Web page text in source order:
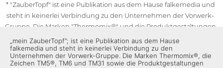
* "ZauberTopf" ist eine Publikation aus dem Hause falkemedia und
steht in keinerlei Verbindung zu den Unternehmen der Vorwerk-
Gruppe. Die Marken "Thermomix®" und die Produktgestaltungen
des "Thermomix®" sind eingetragene Marken der Unternehmen
der Vorwerk-Gruppe. Die Marken Thermomix®, die Zeichen TM5®,
TM6 und TM31 sowie die Produktgestaltungen des Thermomix®
„mein ZauberTopf”; ist eine Publikation aus dem Hause
falkemedia und steht in keinerlei Verbindung zu den
Unternehmen der Vorwerk-Gruppe. Die Marken Thermomix®, die
Zeichen TM5®, TM6 und TM31 sowie die Produktgestaltungen